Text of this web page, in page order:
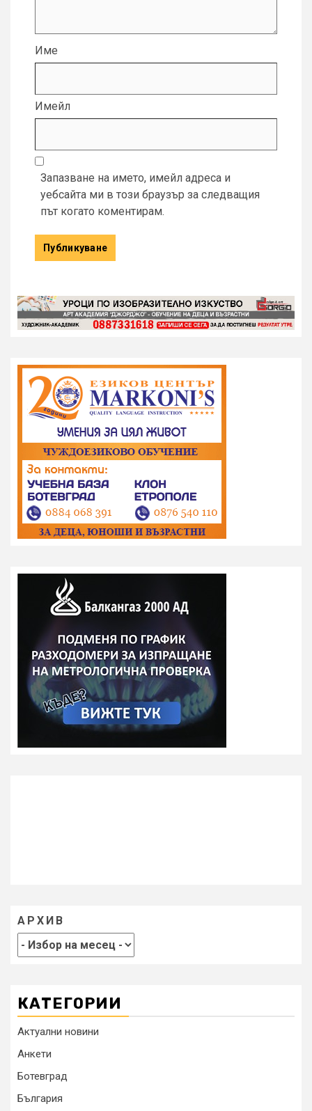
Име
Имейл
Запазване на името, имейл адреса и
уебсайта ми в този браузър за следващия
път когато коментирам.
АРХИВ
КАТЕГОРИИ
Актуални новини
Анкети
Ботевград
България